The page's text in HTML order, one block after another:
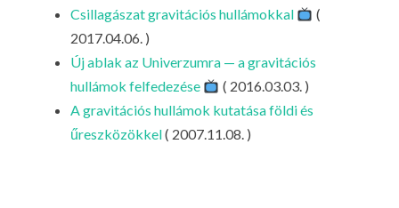
LA
O
KI
G
Csillagászat gravitációs hullámokkal
(
2017.04.06. )
Új ablak az Univerzumra — a gravitációs
hullámok felfedezése
( 2016.03.03. )
A gravitációs hullámok kutatása földi és
űreszközökkel( 2007.11.08. )